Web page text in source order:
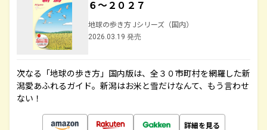
６～２０２７
地球の歩き方 Jシリーズ（国内）
2026.03.19 発売
次なる「地球の歩き方」国内版は、全３０市町村を網羅した新
潟愛あふれるガイド。新潟はお米と雪だけなんて、もう言わせ
ない！
詳細を見る